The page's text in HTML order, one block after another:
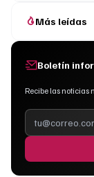
Más leídas
Boletín
Recibe las noticias